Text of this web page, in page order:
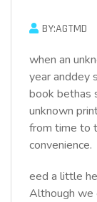
BY:AGTMD
when an
year anddey
book bethas
unknown
from time to
convenience.
eed a little
Although we